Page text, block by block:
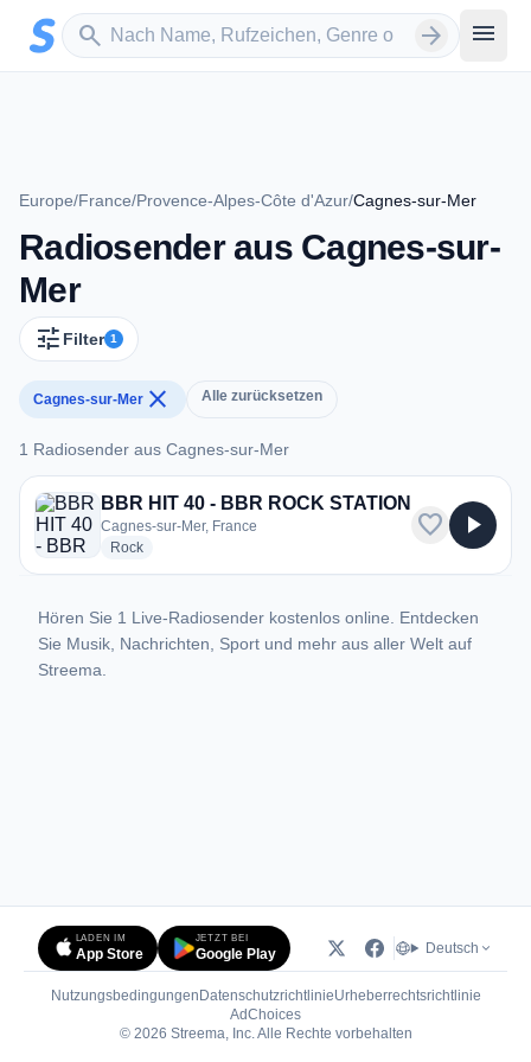
Zum Hauptinhalt springen
search
Sender suchen arrow_forward menu
Europe/France/Provence-Alpes-Côte d'Azur/Cagnes-sur-Mer
Radiosender aus Cagnes-sur-
Mer
tune Filter 1
Cagnes-sur-Mer close Alle zurücksetzen
1 Radiosender aus Cagnes-sur-Mer
1 Radiosender aus Cagnes-sur-Mer
BBR HIT 40 - BBR ROCK STATION
Cagnes-sur-Mer, France
Rockradio stations
favorite play_arrow
Hören Sie 1 Live-Radiosender kostenlos online. Entdecken
Sie Musik, Nachrichten, Sport und mehr aus aller Welt auf
Streema.
LADEN IM
App Store
JETZT BEI
Google Play Deutsch
Nutzungsbedingungen DatenschutzrichtlinieUrheberrechtsrichtlinie
AdChoices(öffnet in neuem Tab)
© 2026 Streema, Inc. Alle Rechte vorbehalten